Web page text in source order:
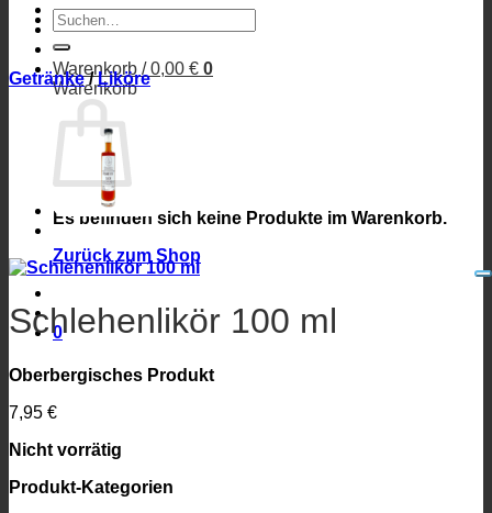
Warenkorb /0,00 € 0
Warenkorb
Es befinden sich keine Produkte im Warenkorb.
Zurück zum Shop
0
Suchen
nach:
Getränke / Liköre
Schlehenlikör 100 ml
Oberbergisches Produkt
7,95 €
Nicht vorrätig
Produkt-Kategorien